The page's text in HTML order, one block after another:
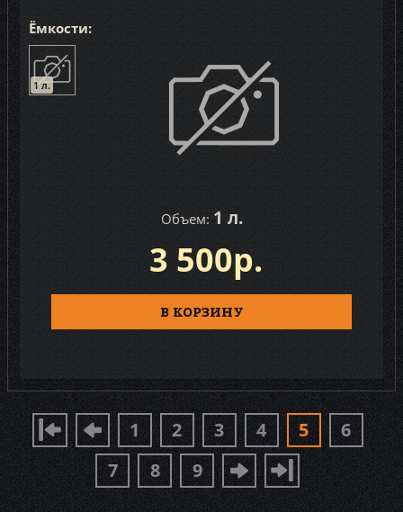
Ёмкости:
1 л.
Объем: 1 л.
3 500р.
В КОРЗИНУ
1 2 3 4 5
6
7
8 9